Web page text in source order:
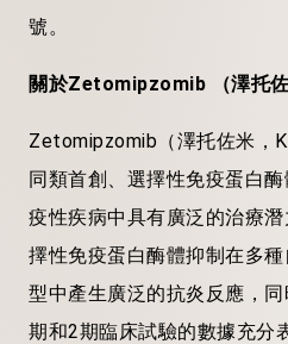
號。
關於Zetomipzomib （澤托佐
Zetomipzomib（澤托佐米，
同類首創、選擇性免疫蛋白
疫性疾病中具有廣泛的治療
擇性免疫蛋白酶體抑制在多
型中產生廣泛的抗炎反應，
期和2期臨床試驗的數據充分